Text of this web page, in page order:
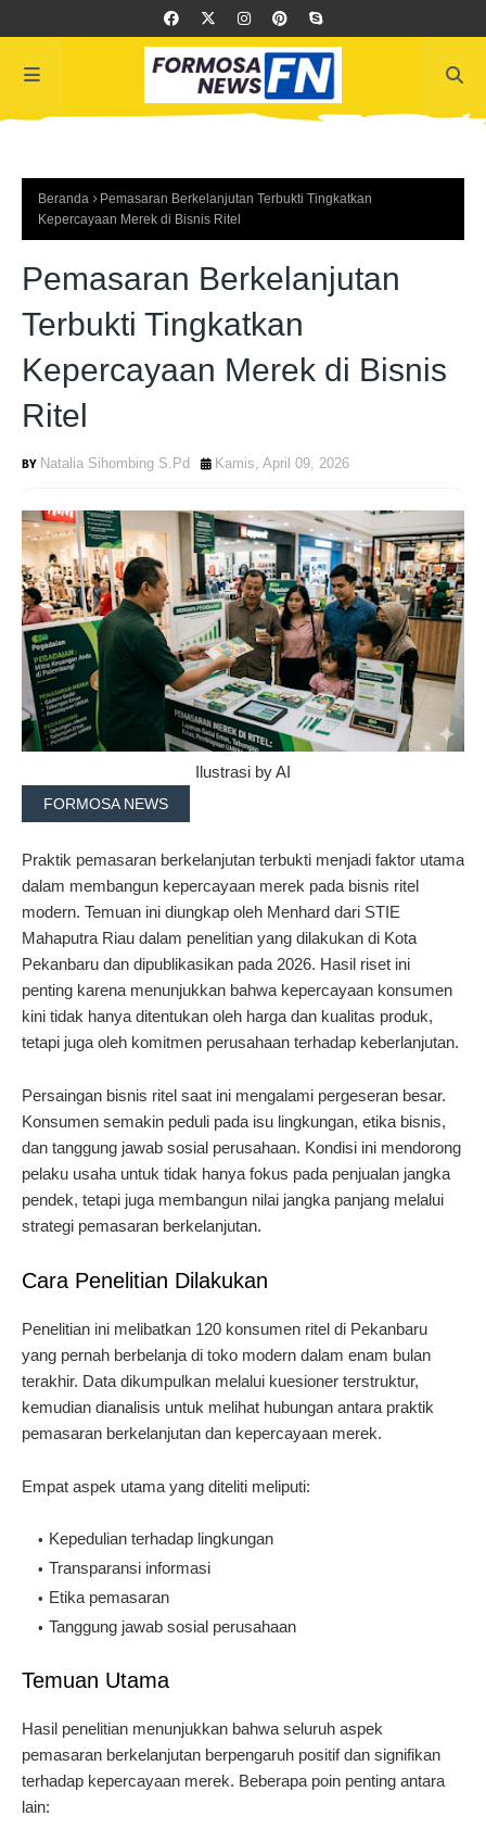
Beranda
Pemasaran Berkelanjutan Terbukti Tingkatkan
Kepercayaan Merek di Bisnis Ritel
Pemasaran Berkelanjutan
Terbukti Tingkatkan
Kepercayaan Merek di Bisnis
Ritel
Natalia Sihombing S.Pd Kamis, April 09, 2026
Ilustrasi by AI
FORMOSA NEWS
Praktik pemasaran berkelanjutan terbukti menjadi faktor utama
dalam membangun kepercayaan merek pada bisnis ritel
modern. Temuan ini diungkap oleh Menhard dari STIE
Mahaputra Riau dalam penelitian yang dilakukan di Kota
Pekanbaru dan dipublikasikan pada 2026. Hasil riset ini
penting karena menunjukkan bahwa kepercayaan konsumen
kini tidak hanya ditentukan oleh harga dan kualitas produk,
tetapi juga oleh komitmen perusahaan terhadap keberlanjutan.
Persaingan bisnis ritel saat ini mengalami pergeseran besar.
Konsumen semakin peduli pada isu lingkungan, etika bisnis,
dan tanggung jawab sosial perusahaan. Kondisi ini mendorong
pelaku usaha untuk tidak hanya fokus pada penjualan jangka
pendek, tetapi juga membangun nilai jangka panjang melalui
strategi pemasaran berkelanjutan.
Cara Penelitian Dilakukan
Penelitian ini melibatkan 120 konsumen ritel di Pekanbaru
yang pernah berbelanja di toko modern dalam enam bulan
terakhir. Data dikumpulkan melalui kuesioner terstruktur,
kemudian dianalisis untuk melihat hubungan antara praktik
pemasaran berkelanjutan dan kepercayaan merek.
Empat aspek utama yang diteliti meliputi:
Kepedulian terhadap lingkungan
Transparansi informasi
Etika pemasaran
Tanggung jawab sosial perusahaan
Temuan Utama
Hasil penelitian menunjukkan bahwa seluruh aspek
pemasaran berkelanjutan berpengaruh positif dan signifikan
terhadap kepercayaan merek. Beberapa poin penting antara
lain: